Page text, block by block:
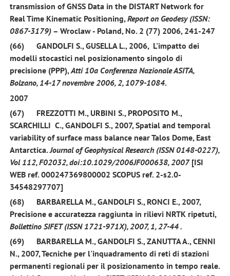
transmission of GNSS Data in the DISTART Network for
Real Time Kinematic Positioning, Report on Geodesy (ISSN:
0867-3179)– Wroclaw - Poland, No. 2 (77) 2006, 241-247
(66)
GANDOLFI S.,GUSELLA L., 2006, L'impatto dei
modelli stocastici nel posizionamento singolo di
precisione (PPP),Atti 10a Conferenza Nazionale ASITA,
Bolzano, 14-17 novembre 2006, 2, 1079-1084.
2007
(67)
FREZZOTTI M., URBINI S., PROPOSITO M.,
SCARCHILLI C., GANDOLFI S., 2007, Spatial and temporal
variability of surface mass balance near Talos Dome, East
Antarctica.Journal of Geophysical Research (ISSN 0148-0227),
Vol 112, F02032, doi:10.1029/2006JF000638, 2007[ISI
WEB ref. 000247369800002 SCOPUS ref. 2-s2.0-
34548297707]
(68)
BARBARELLA M.,GANDOLFI S.,RONCI E., 2007,
Precisione e accuratezza raggiunta in rilievi NRTK ripetuti,
Bollettino SIFET (ISSN 1721-971X), 2007, 1, 27-44.
(69)
BARBARELLA M.,GANDOLFI S.,ZANUTTA A., CENNI
N., 2007, Tecniche per l'inquadramento di reti di stazioni
permanenti regionali per il posizionamento in tempo reale.